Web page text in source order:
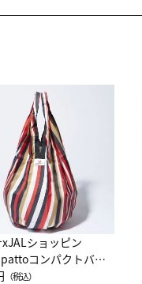
ショッピン
コンパクトバッ
JAL客室乗務員
（税込）